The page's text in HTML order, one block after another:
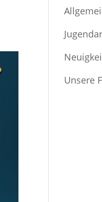
Unsere